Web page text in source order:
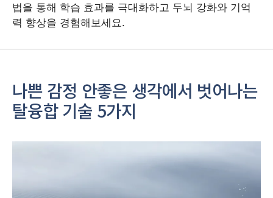
법을 통해 학습 효과를 극대화하고 두뇌 강화와 기억
력 향상을 경험해보세요.
나쁜 감정 안좋은 생각에서 벗어나는
탈융합 기술 5가지